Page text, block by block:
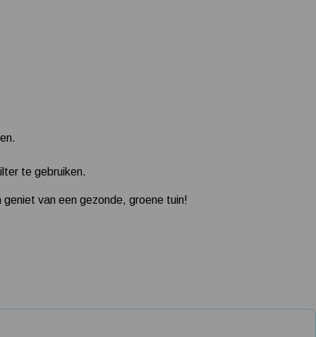
te gebruiken.
van een gezonde, groene tuin!